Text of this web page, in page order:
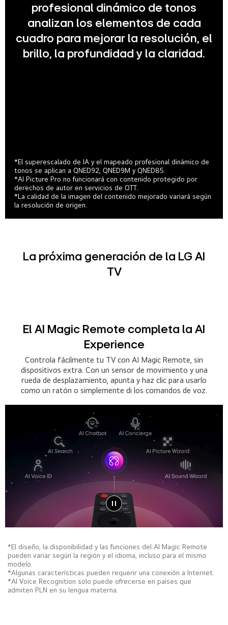
profesional dinámico de tonos
analizan los elementos de cada
cuadro para mejorar la resolución, el
brillo, la profundidad y la claridad.
*El superescalado de IA y el mapeado profesional dinámico de
tonos se aplican a QNED92, QNED9M y QNED85.
*AI Picture Pro no funcionará con contenido protegido por
derechos de autor en servicios de OTT.
*La calidad de la imagen del contenido mejorado variará según
la resolución de origen.
La próxima generación de la LG AI
TV
El AI Magic Remote completa la AI
Experience
Controla fácilmente tu TV con AI Magic Remote, sin
dispositivos extra. Con un sensor de movimiento y una
rueda de desplazamiento, apunta y haz clic para usarlo
como un ratón o simplemente di los comandos de voz.
*El diseño, la disponibilidad y las funciones del AI Magic Remote
pueden variar según la región y el idioma, incluso para el mismo
modelo.
*Algunas características pueden requerir una conexión a Internet.
*AI Voice Recognition solo puede ofrecerse en países que
admiten PLN en su lengua materna.